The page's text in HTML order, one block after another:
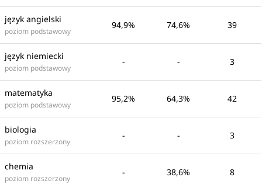
język angielski
poziom podstawowy
94,9% 74,6% 39
język niemiecki
poziom podstawowy
- - 3
matematyka
poziom podstawowy
95,2% 64,3% 42
biologia
poziom rozszerzony
- - 3
chemia
poziom rozszerzony
- 38,6% 8